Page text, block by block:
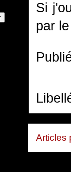
Si
par
Articles